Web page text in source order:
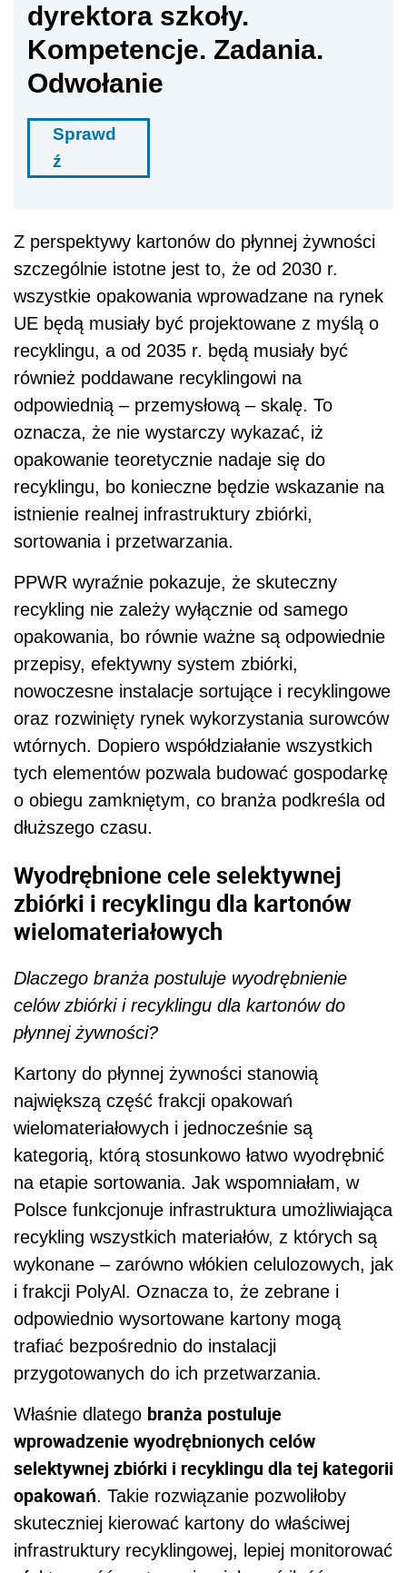
dyrektora szkoły.
Kompetencje. Zadania.
Odwołanie
Sprawd
ź
Z perspektywy kartonów do płynnej żywności
szczególnie istotne jest to, że od 2030 r.
wszystkie opakowania wprowadzane na rynek
UE będą musiały być projektowane z myślą o
recyklingu, a od 2035 r. będą musiały być
również poddawane recyklingowi na
odpowiednią – przemysłową – skalę. To
oznacza, że nie wystarczy wykazać, iż
opakowanie teoretycznie nadaje się do
recyklingu, bo konieczne będzie wskazanie na
istnienie realnej infrastruktury zbiórki,
sortowania i przetwarzania.
PPWR wyraźnie pokazuje, że skuteczny
recykling nie zależy wyłącznie od samego
opakowania, bo równie ważne są odpowiednie
przepisy, efektywny system zbiórki,
nowoczesne instalacje sortujące i recyklingowe
oraz rozwinięty rynek wykorzystania surowców
wtórnych. Dopiero współdziałanie wszystkich
tych elementów pozwala budować gospodarkę
o obiegu zamkniętym, co branża podkreśla od
dłuższego czasu.
Wyodrębnione cele selektywnej
zbiórki i recyklingu dla kartonów
wielomateriałowych
Dlaczego branża postuluje wyodrębnienie
celów zbiórki i recyklingu dla kartonów do
płynnej żywności?
Kartony do płynnej żywności stanowią
największą część frakcji opakowań
wielomateriałowych i jednocześnie są
kategorią, którą stosunkowo łatwo wyodrębnić
na etapie sortowania. Jak wspomniałam, w
Polsce funkcjonuje infrastruktura umożliwiająca
recykling wszystkich materiałów, z których są
wykonane – zarówno włókien celulozowych, jak
i frakcji PolyAl. Oznacza to, że zebrane i
odpowiednio wysortowane kartony mogą
trafiać bezpośrednio do instalacji
przygotowanych do ich przetwarzania.
Właśnie dlatego branża postuluje
wprowadzenie wyodrębnionych celów
selektywnej zbiórki i recyklingu dla tej kategorii
opakowań. Takie rozwiązanie pozwoliłoby
skuteczniej kierować kartony do właściwej
infrastruktury recyklingowej, lepiej monitorować